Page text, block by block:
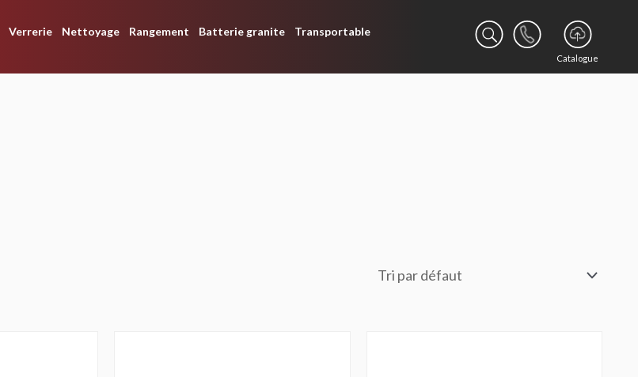
Verrerie Nettoyage Rangement Batterie granite
Transportable
Catalogue